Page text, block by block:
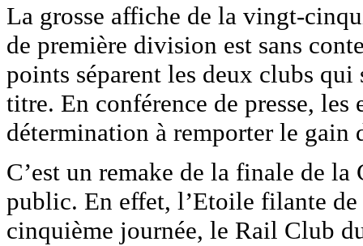
La grosse affiche de la vingt-
de première division est sans
points séparent les deux clubs
titre. En conférence de presse,
détermination à remporter le gain
C’est un remake de la finale de
public. En effet, l’Etoile filante
cinquième journée, le Rail Club